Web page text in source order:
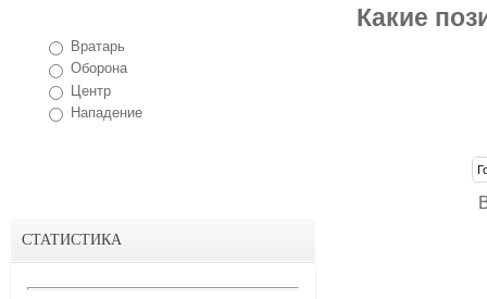
Какие
Вратарь
Оборона
Центр
Нападение
СТАТИСТИКА